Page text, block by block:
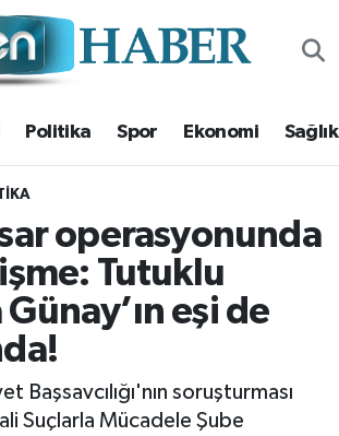
Politika Spor Ekonomi Sağlık
operasyonunda
Tutuklu
eşi de
Başsavcılığı'nın soruşturması
Suçlarla Mücadele Şube
Durumu ve Fikstür
Haberleri